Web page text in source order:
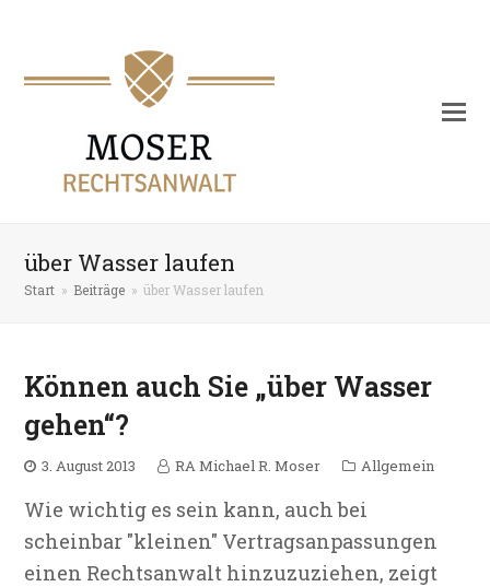
über Wasser laufen
Start » Beiträge » über Wasser laufen
Können auch Sie „über Wasser
gehen“?
3. August 2013 RA Michael R. Moser Allgemein
Wie wichtig es sein kann, auch bei
scheinbar "kleinen" Vertragsanpassungen
einen Rechtsanwalt hinzuzuziehen, zeigt